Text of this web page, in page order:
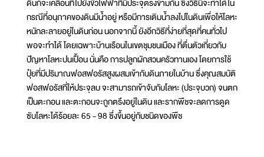
ดินก็จะเคลื่อนที่ไปยังขั้วไฟฟ้าที่มีประจุตรงข้ามกัน ซึ่งวิธีนี้จะทำได้ใน
กรณีที่อนุภาคของดินมีน้ำอยู่ หรือมีการเติมน้ำลงไปในดินเพื่อให้โลหะ
หนักละลายอยู่ในดินก่อน นอกจากนี้ ยังอีกวิธีที่ง่ายที่สุดที่คนทั่วไป
พอจะทำได้ โดยเฉพาะบ้านเรือนในเขตชุมชนเมือง ที่ตื่นตัวเกี่ยวกับ
ปัญหาโลหะปนเปื้อน นั่นคือ การปลูกผักสวนครัวทานเอง โดยการใช้
ปุ๋ยที่มีปริมาณฟอสฟอรัสสูงผสมเข้ากับดินภายในบ้าน ซึ่งคุณสมบัติ
ฟอสฟอรัสที่ให้ประจุลบ จะสามารถเข้าจับกับโลหะ (ประจุบวก) จนตก
เป็นตะกอน และตะกอนจะถูกตรึงอยู่ในดิน และรากพืชจะลดการดูด
ซับโลหะได้ร้อยละ 65 - 98 ซึ่งขึ้นอยู่กับชนิดของพืช